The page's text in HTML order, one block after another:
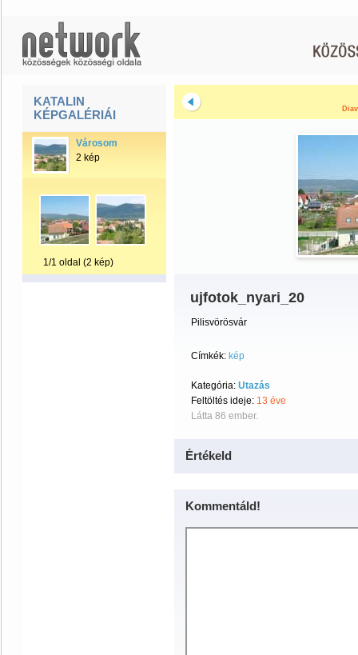
KATALIN
KÉPGALÉRIÁI
Városom
2 kép
1/1 oldal (2 kép)
ujfotok_nyari_20
Pilisvörösvár
Címkék: kép
Kategória: Utazás
Feltöltés ideje: 13 éve
Látta 86 ember.
Értékeld
Kommentáld!